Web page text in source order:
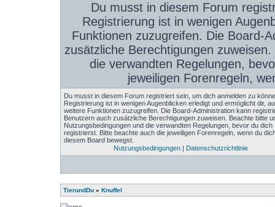
Du musst in diesem Forum
Registrierung ist in wenigen
Funktionen zuzugreifen. Die Board-
zusätzliche Berechtigungen
die verwandten Regelungen,
jeweiligen Forenregeln,
Du musst in diesem Forum registriert sein, um dich anmelden zu
Registrierung ist in wenigen Augenblicken erledigt und ermöglicht dir,
weitere Funktionen zuzugreifen. Die Board-Administration kann
Benutzern auch zusätzliche Berechtigungen zuweisen. Beachte bitte
Nutzungsbedingungen und die verwandten Regelungen, bevor du dich
registrierst. Bitte beachte auch die jeweiligen Forenregeln, wenn du
diesem Board bewegst.
Nutzungsbedingungen| Datenschutzrichtlinie
TierundDu » Knuffel